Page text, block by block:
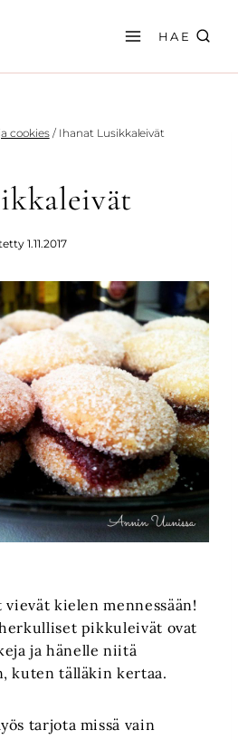
HAE
cookies / Ihanat Lusikkaleivät
1.11.2017
kielen mennessään!
pikkuleivät ovat
ja hänelle niitä
kuten tälläkin kertaa.
tarjota missä vain